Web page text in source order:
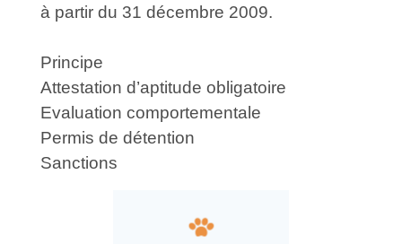
à partir du 31 décembre 2009.
Principe
Attestation d’aptitude obligatoire
Evaluation comportementale
Permis de détention
Sanctions